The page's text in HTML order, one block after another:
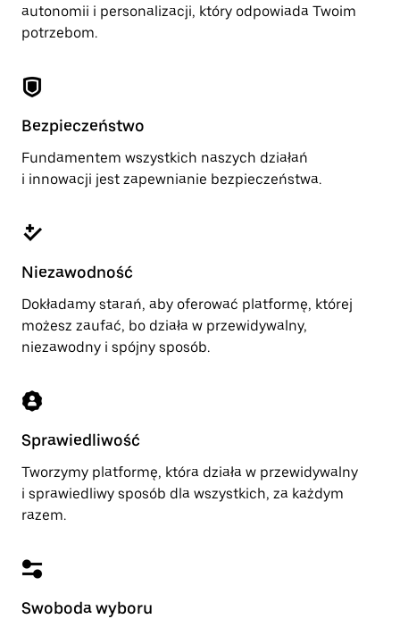
autonomii i personalizacji, który odpowiada Twoim
potrzebom.
Bezpieczeństwo
Fundamentem wszystkich naszych działań
i innowacji jest zapewnianie bezpieczeństwa.
Niezawodność
Dokładamy starań, aby oferować platformę, której
możesz zaufać, bo działa w przewidywalny,
niezawodny i spójny sposób.
Sprawiedliwość
Tworzymy platformę, która działa w przewidywalny
i sprawiedliwy sposób dla wszystkich, za każdym
razem.
Swoboda wyboru